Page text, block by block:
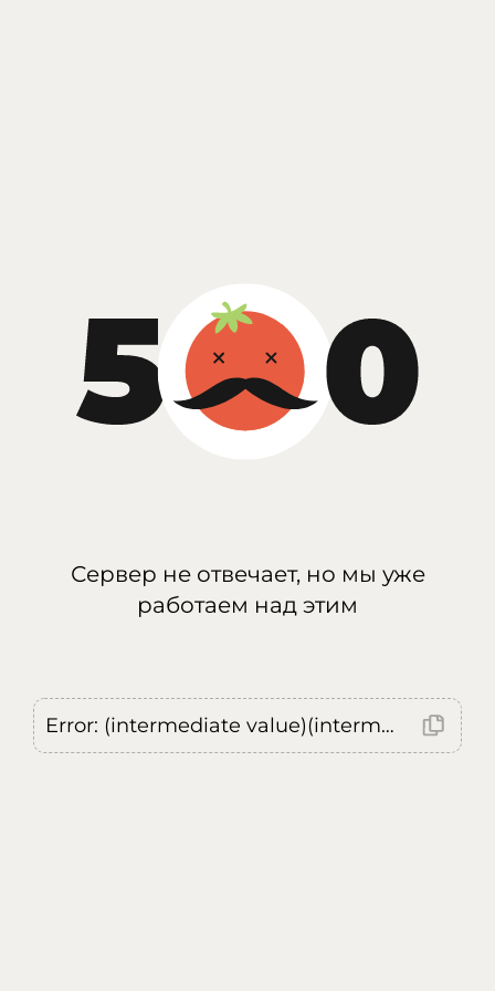
Сервер не отвечает, но мы уже
работаем над этим
Error: (intermediate value)(intermediate value)(intermediate value).replaceAll is not a function